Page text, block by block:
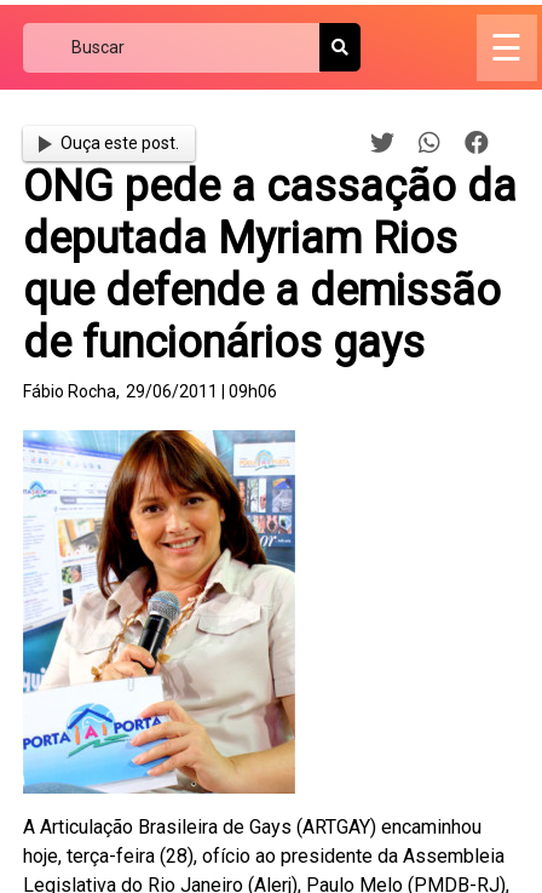
☰
Ouça este post.
ONG pede a cassação da
deputada Myriam Rios
que defende a demissão
de funcionários gays
Fábio Rocha, 29/06/2011 | 09h06
A Articulação Brasileira de Gays (ARTGAY) encaminhou
hoje, terça-feira (28), ofício ao presidente da Assembleia
Legislativa do Rio Janeiro (Alerj), Paulo Melo (PMDB-RJ),